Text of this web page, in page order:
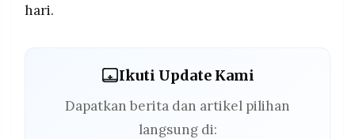
hari.
Ikuti Update Kami
Dapatkan berita dan artikel pilihan
langsung di: